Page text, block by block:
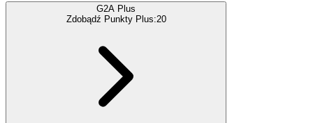
G2A Plus
Zdobądź Punkty Plus:20